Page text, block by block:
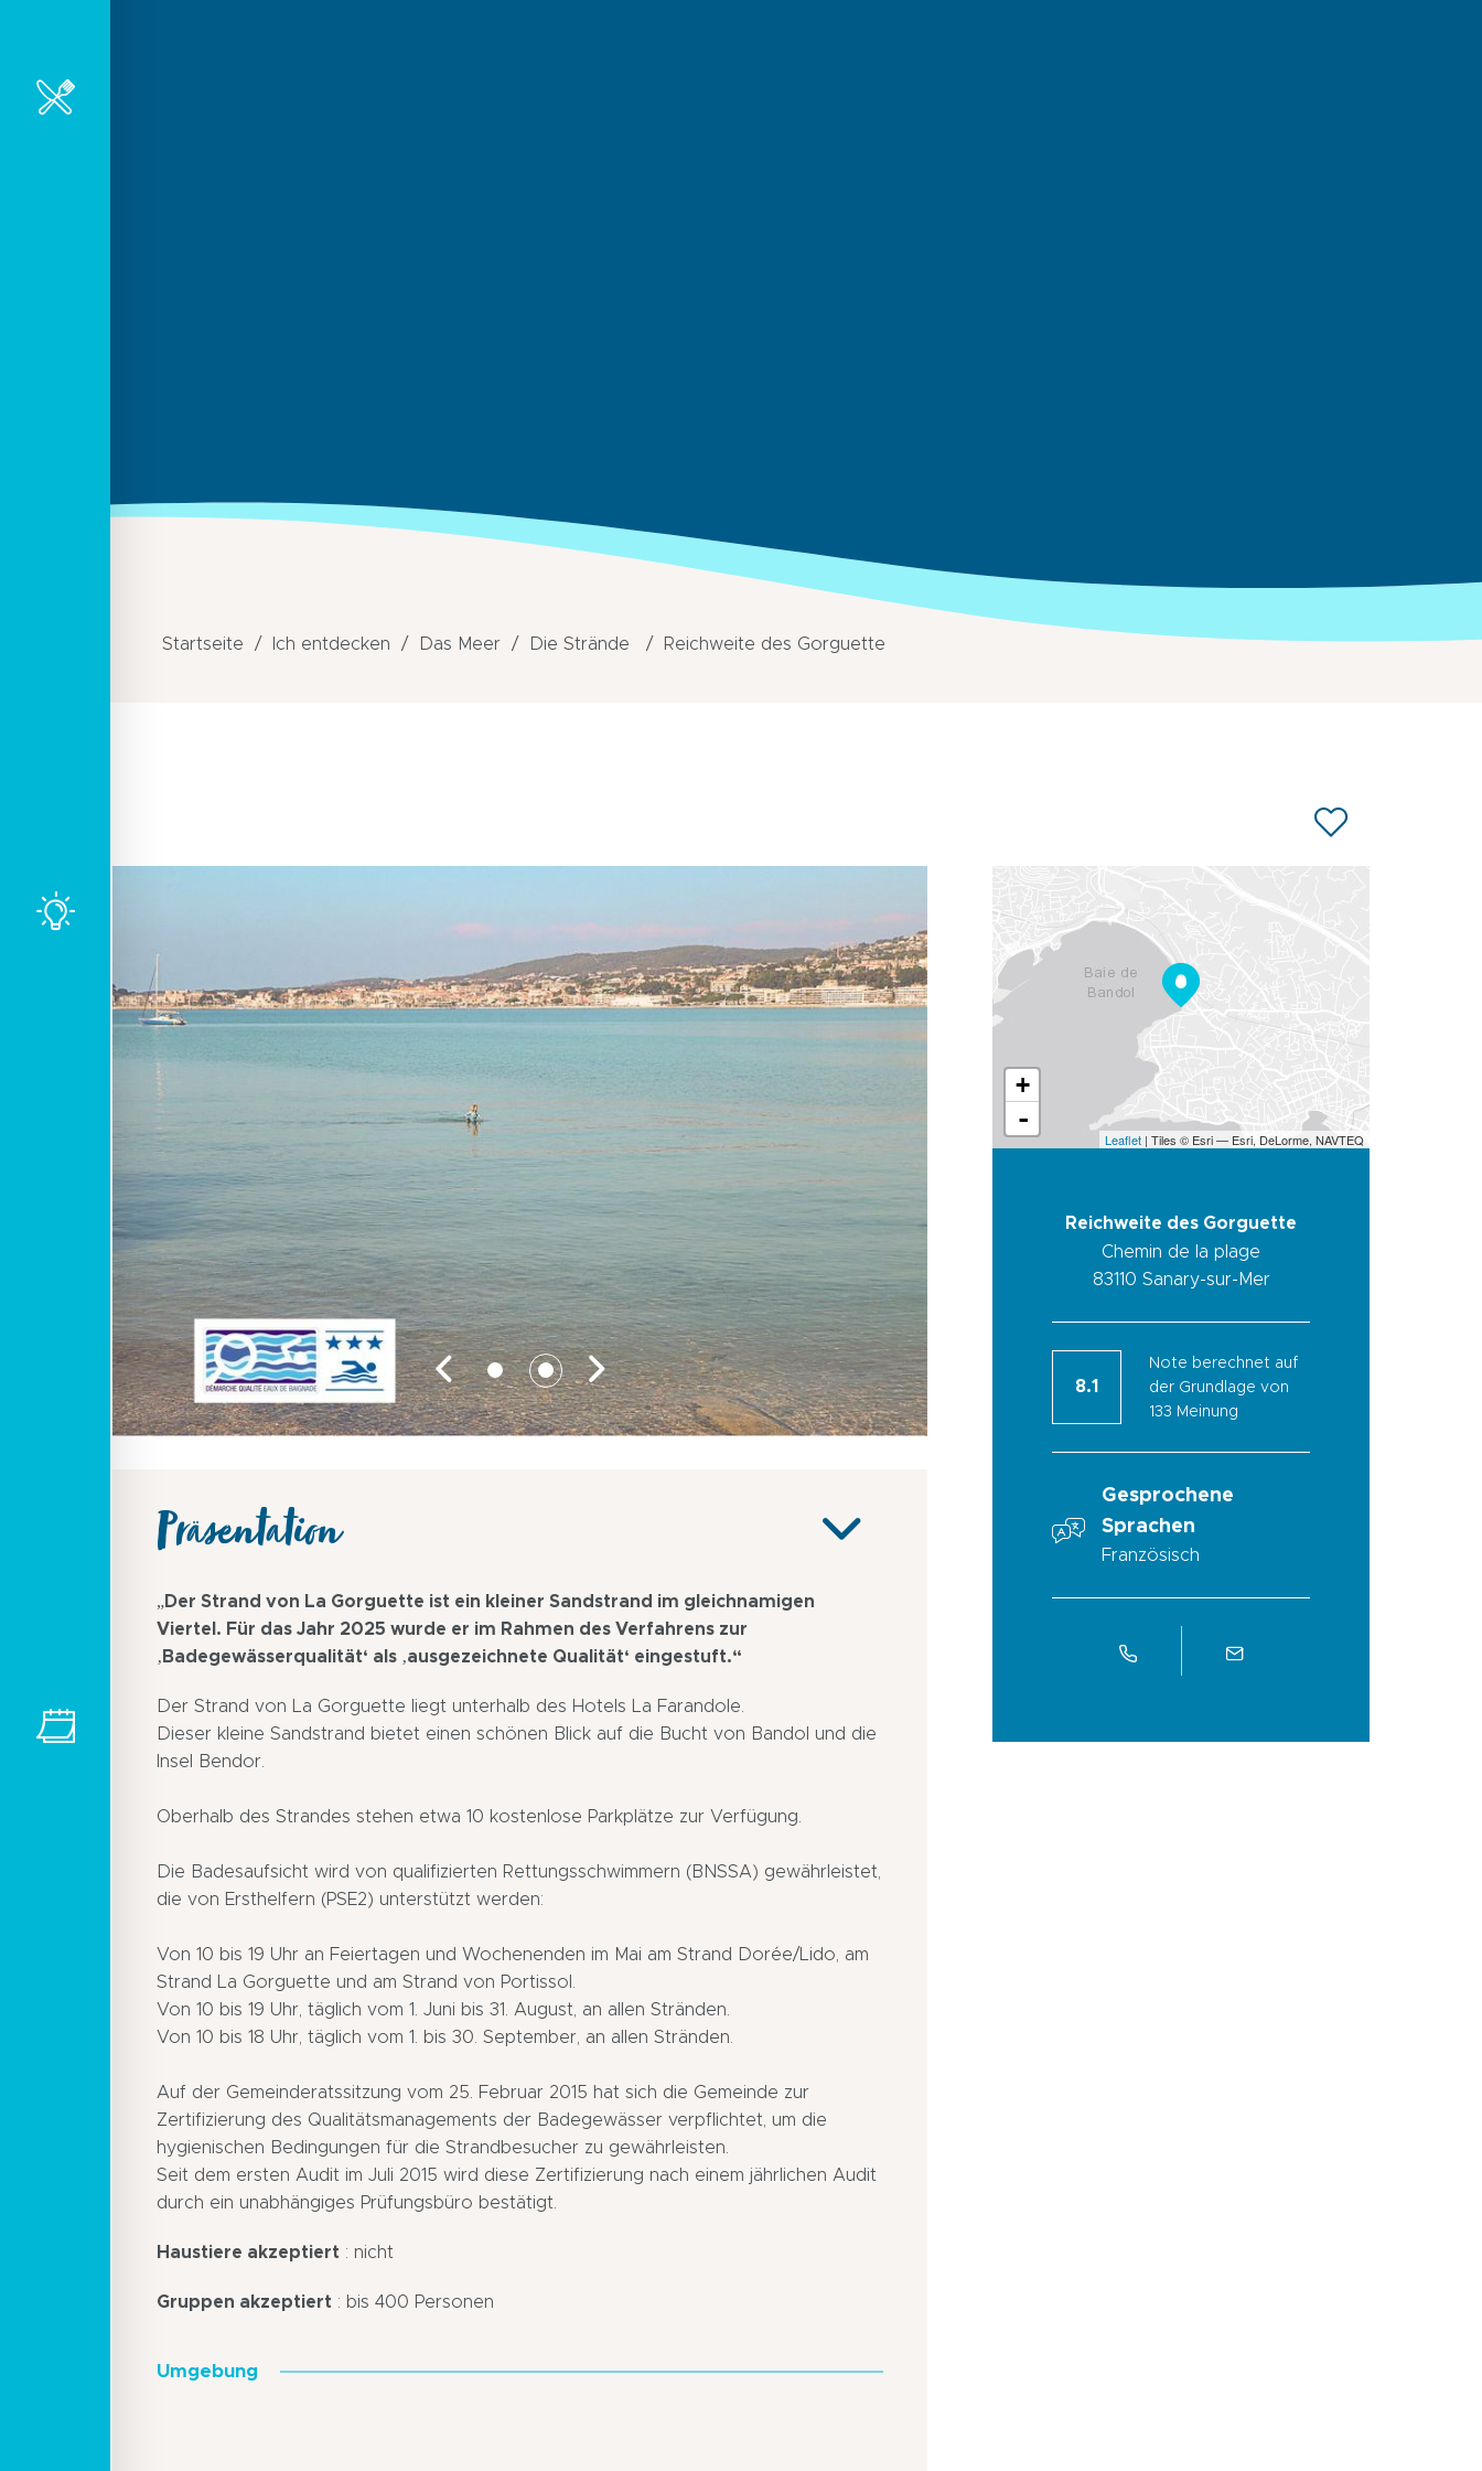
Startseite Ich entdecken Das Meer Die Strände Reichweite des Gorguette
Präsentation
„Der Strand von La Gorguette ist ein kleiner Sandstrand im gleichnamigen
Viertel. Für das Jahr 2025 wurde er im Rahmen des Verfahrens zur
‚Badegewässerqualität‘ als ‚ausgezeichnete Qualität‘ eingestuft.“
Der Strand von La Gorguette liegt unterhalb des Hotels La Farandole.
Dieser kleine Sandstrand bietet einen schönen Blick auf die Bucht von Bandol und die
Insel Bendor.
Oberhalb des Strandes stehen etwa 10 kostenlose Parkplätze zur Verfügung.
Die Badesaufsicht wird von qualifizierten Rettungsschwimmern (BNSSA) gewährleistet,
die von Ersthelfern (PSE2) unterstützt werden:
Von 10 bis 19 Uhr an Feiertagen und Wochenenden im Mai am Strand Dorée/Lido, am
Strand La Gorguette und am Strand von Portissol.
Von 10 bis 19 Uhr, täglich vom 1. Juni bis 31. August, an allen Stränden.
Von 10 bis 18 Uhr, täglich vom 1. bis 30. September, an allen Stränden.
Auf der Gemeinderatssitzung vom 25. Februar 2015 hat sich die Gemeinde zur
Zertifizierung des Qualitätsmanagements der Badegewässer verpflichtet, um die
hygienischen Bedingungen für die Strandbesucher zu gewährleisten.
Seit dem ersten Audit im Juli 2015 wird diese Zertifizierung nach einem jährlichen Audit
durch ein unabhängiges Prüfungsbüro bestätigt.
Haustiere akzeptiert : nicht
Gruppen akzeptiert : bis 400 Personen
Umgebung
+
-
Leaflet | Tiles © Esri — Esri, DeLorme, NAVTEQ
Reichweite des Gorguette
Chemin de la plage
83110 Sanary-sur-Mer
8.1
Note berechnet auf
der Grundlage von
133 Meinung
Gesprochene
Sprachen
Französisch